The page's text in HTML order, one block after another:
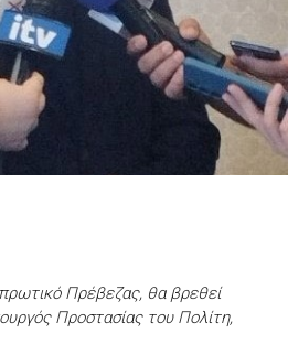
Πρέβεζας, θα βρεθεί
Προστασίας του Πολίτη,